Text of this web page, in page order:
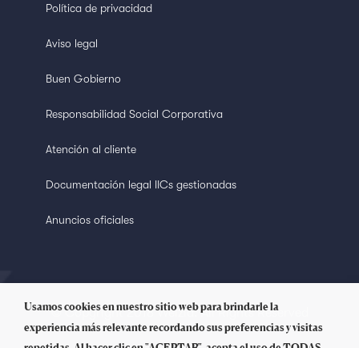
Política de privacidad
Aviso legal
Buen Gobierno
Responsabilidad Social Corporativa
Atención al cliente
Documentación legal IICs gestionadas
Anuncios oficiales
© Copyright 2018 Welzia. All Rights Reserved
Usamos cookies en nuestro sitio web para brindarle la
experiencia más relevante recordando sus preferencias y visitas